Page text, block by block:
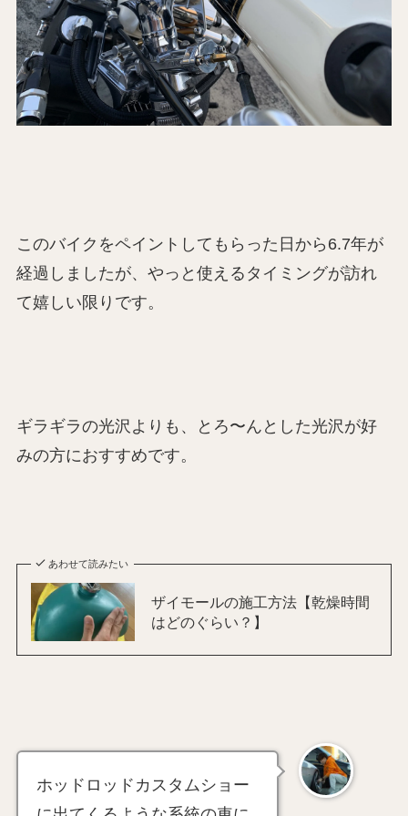
このバイクをペイントしてもらった日から6.7年が
経過しましたが、やっと使えるタイミングが訪れ
て嬉しい限りです。
ギラギラの光沢よりも、とろ〜んとした光沢が好
みの方におすすめです。
あわせて読みたい
ザイモールの施工方法【乾燥時間
はどのぐらい？】
ホッドロッドカスタムショー